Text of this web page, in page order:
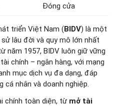
Đóng cửa
triển Việt Nam (BIDV) là một
lâu đời và quy mô lớn nhất
năm 1957, BIDV luôn giữ vững
chính – ngân hàng, với mạng
mục dịch vụ đa dạng, đáp
cá nhân và doanh nghiệp.
chính toàn diện, từ mở tài